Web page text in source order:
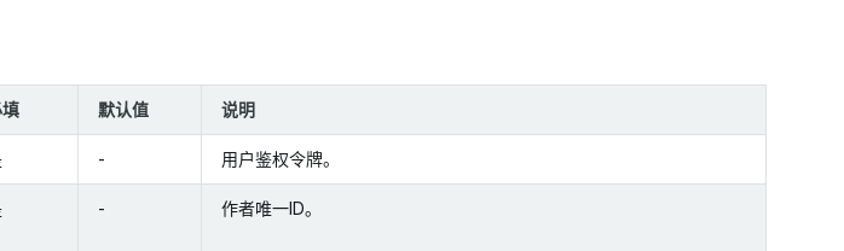
默认值 说明
- 用户鉴权令牌。
- 作者唯一ID。